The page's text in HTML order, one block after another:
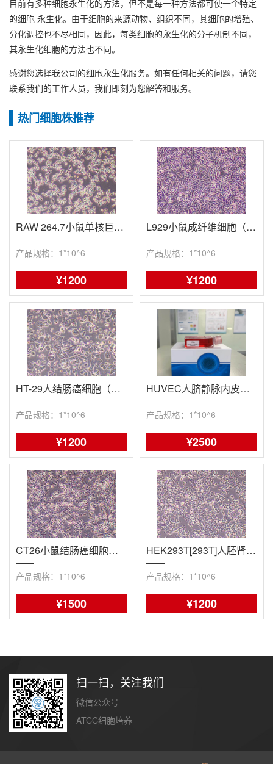
目前有多种细胞永生化的方法，但不是每一种方法都可使一个特定
的细胞 永生化。由于细胞的来源动物、组织不同，其细胞的增殖、
分化调控也不尽相同，因此，每类细胞的永生化的分子机制不同，
其永生化细胞的方法也不同。
感谢您选择我公司的细胞永生化服务。如有任何相关的问题，请您
联系我们的工作人员，我们即刻为您解答和服务。
热门细胞株推荐
RAW 264.7小鼠单核巨噬细胞白血病细胞（种属鉴定报告）
产品规格：1*10^6
¥1200
L929小鼠成纤维细胞（种属鉴定报告）
产品规格：1*10^6
¥1200
HT-29人结肠癌细胞（STR鉴定报告）
产品规格：1*10^6
¥1200
HUVEC人脐静脉内皮细胞（永生化）（免疫荧光鉴定）
产品规格：1*10^6
¥2500
CT26小鼠结肠癌细胞（种属鉴定报告/STR鉴定报告）
产品规格：1*10^6
¥1500
HEK293T[293T]人胚肾细胞（STR鉴定报告）
产品规格：1*10^6
¥1200
扫一扫，关注我们
微信公众号
ATCC细胞培养